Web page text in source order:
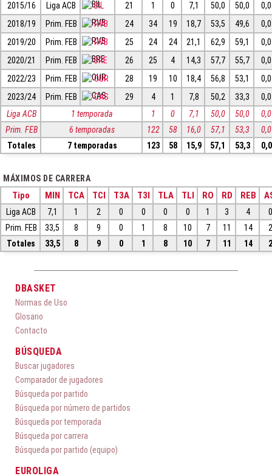
2015/16
Liga ACB BIL 21 1 0 7,1 50,0 50,0
0,0
2018/19
Prim. FEB RVB 24 34 19 18,7 53,5 49,6
0,0
2019/20
Prim. FEB RVB 25 24 24 21,1 62,9 59,1
0,0
2020/21
Prim. FEB BRE 26 25 4 14,3 57,7 55,7
0,0
2022/23
Prim. FEB OUR 28 19 10 18,4 56,8 53,1
0,0
2023/24
Prim. FEB CAS 29 4 1 7,8 50,2 33,3
0,0
Liga ACB
1 temporada 1 0 7,1 50,0 50,0
0,0
Prim. FEB
6 temporadas 122 58 16,0 57,1 53,3
0,0
Totales
7 temporadas 123 58 15,9 57,1 53,3 0,0
MÁXIMOS DE CARRERA
Tipo MIN TCA TCI T3A T3I TLA TLI RO RD REB
Liga ACB 7,1 1 2 0 0 0 0 1 3 4
Prim. FEB
33,5 8 9 0 1 8 10 7 11 14
Totales
33,5 8 9 0 1 8 10 7 11 14
DBASKET
Normas de Uso
Glosario
Contacto
BÚSQUEDA
Buscar jugadores
Comparador de jugadores
Búsqueda por partido
Búsqueda por número de partidos
Búsqueda por temporada
Búsqueda por carrera
Búsqueda por partido (equipo)
EUROLIGA